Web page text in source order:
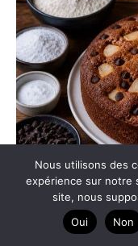
Cake poire chocolat
Nous utilisons des
expérience sur notre
site, nous
Oui
Non